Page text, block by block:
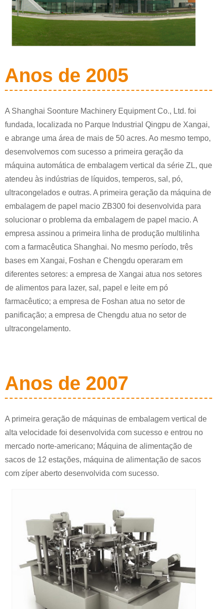
Anos de 2005
A Shanghai Soonture Machinery Equipment Co., Ltd. foi
fundada, localizada no Parque Industrial Qingpu de Xangai,
e abrange uma área de mais de 50 acres. Ao mesmo tempo,
desenvolvemos com sucesso a primeira geração da
máquina automática de embalagem vertical da série ZL, que
atendeu às indústrias de líquidos, temperos, sal, pó,
ultracongelados e outras. A primeira geração da máquina de
embalagem de papel macio ZB300 foi desenvolvida para
solucionar o problema da embalagem de papel macio. A
empresa assinou a primeira linha de produção multilinha
com a farmacêutica Shanghai. No mesmo período, três
bases em Xangai, Foshan e Chengdu operaram em
diferentes setores: a empresa de Xangai atua nos setores
de alimentos para lazer, sal, papel e leite em pó
farmacêutico; a empresa de Foshan atua no setor de
panificação; a empresa de Chengdu atua no setor de
ultracongelamento.
Anos de 2007
A primeira geração de máquinas de embalagem vertical de
alta velocidade foi desenvolvida com sucesso e entrou no
mercado norte-americano; Máquina de alimentação de
sacos de 12 estações, máquina de alimentação de sacos
com zíper aberto desenvolvida com sucesso.